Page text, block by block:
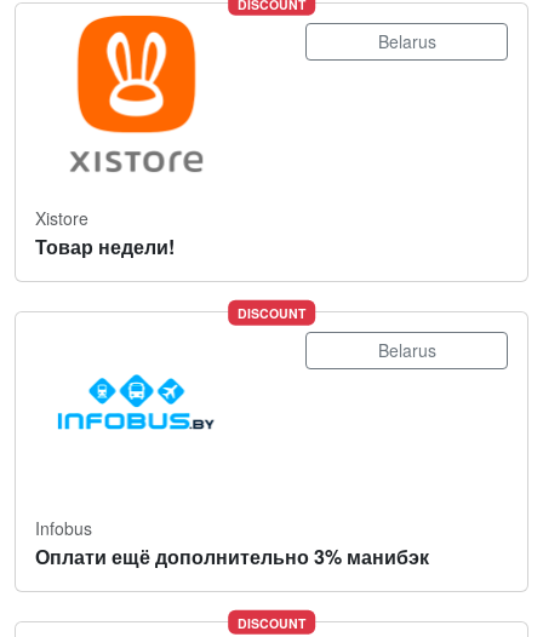
DISCOUNT
Belarus
Xistore
Товар недели!
DISCOUNT
Belarus
Infobus
Оплати ещё дополнительно 3% манибэк
DISCOUNT